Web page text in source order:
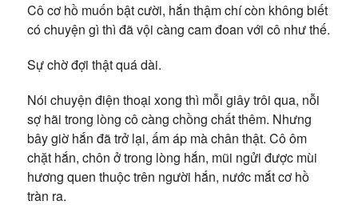
Cô cơ hồ muốn bật cười, hắn thậm chí còn không biết
có chuyện gì thì đã vội càng cam đoan với cô như thế.
Sự chờ đợi thật quá dài.
Nói chuyện điện thoại xong thì mỗi giây trôi qua, nỗi
sợ hãi trong lòng cô càng chồng chất thêm. Nhưng
bây giờ hắn đã trở lại, ấm áp mà chân thật. Cô ôm
chặt hắn, chôn ở trong lòng hắn, mũi ngửi được mùi
hương quen thuộc trên người hắn, nước mắt cơ hồ
tràn ra.